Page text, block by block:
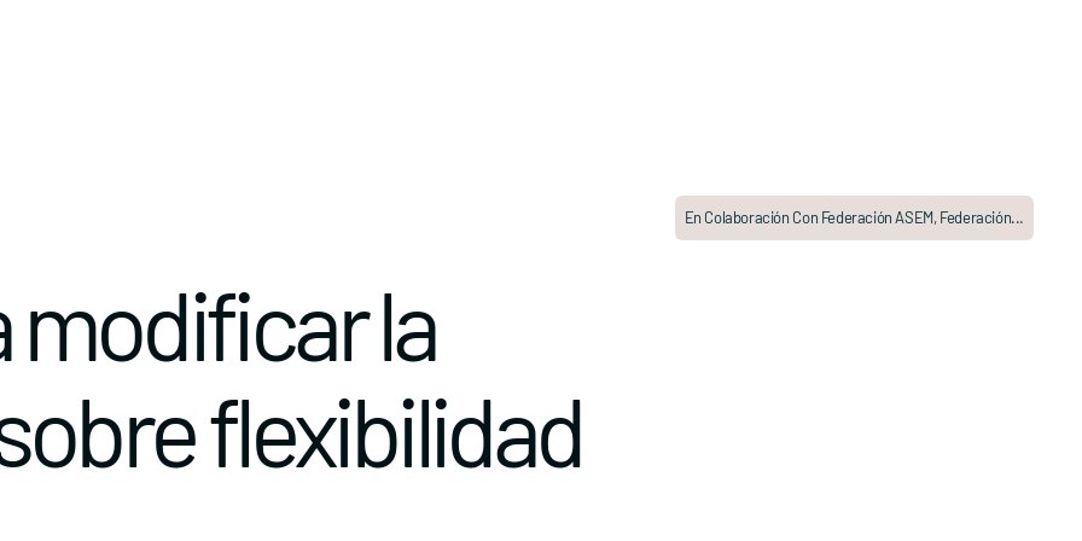
En Colaboración Con Federación ASEM, Federación...
modificar la
flexibilidad